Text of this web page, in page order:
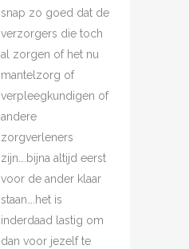
snap zo goed dat de
verzorgers die toch
al zorgen of het nu
mantelzorg of
verpleegkundigen of
andere
zorgverleners
zijn….bijna altijd eerst
voor de ander klaar
staan….het is
inderdaad lastig om
dan voor jezelf te